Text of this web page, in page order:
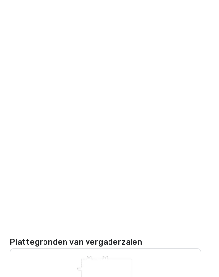
Plattegronden van vergaderzalen